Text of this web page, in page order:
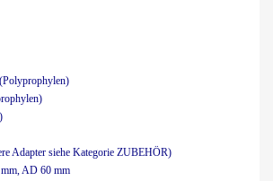
Adapter siehe Kategorie ZUBEHÖR)
AD 60 mm